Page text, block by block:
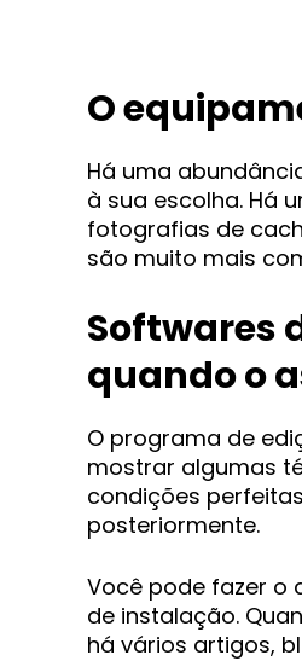
O
Há uma
à sua escolha. Há
fotografias de
são muito mais
Softwares
quando o
O programa de
mostrar algumas
condições
posteriormente.
Você pode fazer o
de instalação.
há vários artigos,